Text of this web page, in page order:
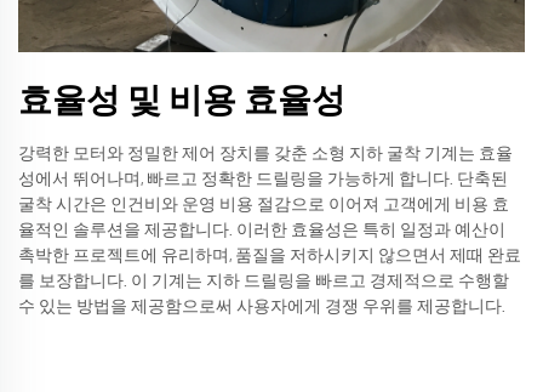
효율성 및 비용 효율성
강력한 모터와 정밀한 제어 장치를 갖춘 소형 지하 굴착 기계는 효율
성에서 뛰어나며, 빠르고 정확한 드릴링을 가능하게 합니다. 단축된
굴착 시간은 인건비와 운영 비용 절감으로 이어져 고객에게 비용 효
율적인 솔루션을 제공합니다. 이러한 효율성은 특히 일정과 예산이
촉박한 프로젝트에 유리하며, 품질을 저하시키지 않으면서 제때 완료
를 보장합니다. 이 기계는 지하 드릴링을 빠르고 경제적으로 수행할
수 있는 방법을 제공함으로써 사용자에게 경쟁 우위를 제공합니다.